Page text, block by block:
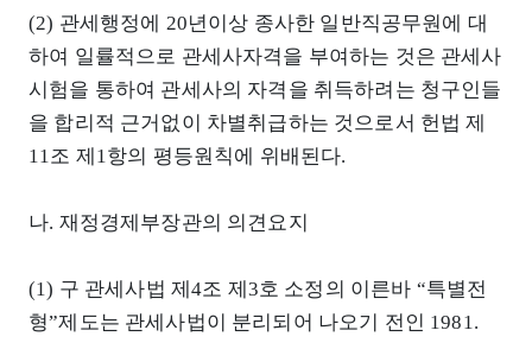
(2) 관세행정에 20년이상 종사한 일반직공무원에 대
하여 일률적으로 관세사자격을 부여하는 것은 관세사
시험을 통하여 관세사의 자격을 취득하려는 청구인들
을 합리적 근거없이 차별취급하는 것으로서 헌법 제
11조 제1항의 평등원칙에 위배된다.
나. 재정경제부장관의 의견요지
(1) 구 관세사법 제4조 제3호 소정의 이른바 “특별전
형”제도는 관세사법이 분리되어 나오기 전인 1981.